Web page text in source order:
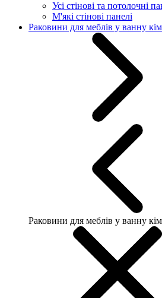
Усі стінові та потолочні
М'які стінові панелі
Раковини для меблів у ванну
Раковини для меблів у ванну